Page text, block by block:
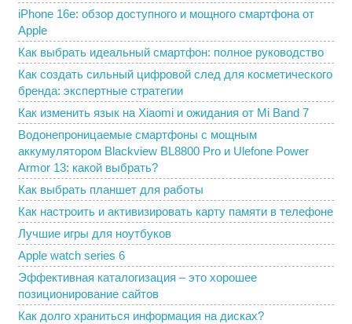
iPhone 16e: обзор доступного и мощного смартфона от
Apple
Как выбрать идеальный смартфон: полное руководство
Как создать сильный цифровой след для косметического
бренда: экспертные стратегии
Как изменить язык на Xiaomi и ожидания от Mi Band 7
Водонепроницаемые смартфоны с мощным
аккумулятором Blackview BL8800 Pro и Ulefone Power
Armor 13: какой выбрать?
Как выбрать планшет для работы
Как настроить и активизировать карту памяти в телефоне
Лучшие игры для ноутбуков
Apple watch series 6
Эффективная каталогизация – это хорошее
позиционирование сайтов
Как долго храниться информация на дисках?